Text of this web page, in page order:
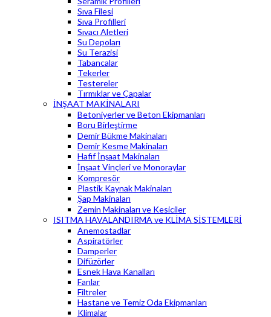
Sıva Filesi
Sıva Profilleri
Sıvacı Aletleri
Su Depoları
Su Terazisi
Tabancalar
Tekerler
Testereler
Tırmıklar ve Çapalar
İNŞAAT MAKİNALARI
Betoniyerler ve Beton Ekipmanları
Boru Birleştirme
Demir Bükme Makinaları
Demir Kesme Makinaları
Hafif İnşaat Makinaları
İnşaat Vinçleri ve Monoraylar
Kompresör
Plastik Kaynak Makinaları
Şap Makinaları
Zemin Makinaları ve Kesiciler
ISITMA HAVALANDIRMA ve KLİMA SİSTEMLERİ
Anemostadlar
Aspiratörler
Damperler
Difüzörler
Esnek Hava Kanalları
Fanlar
Filtreler
Hastane ve Temiz Oda Ekipmanları
Klimalar